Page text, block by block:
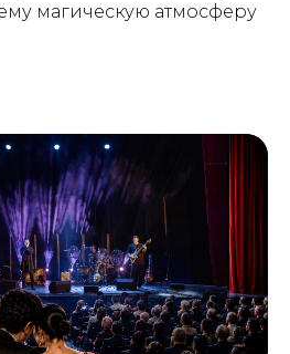
магическую атмосферу